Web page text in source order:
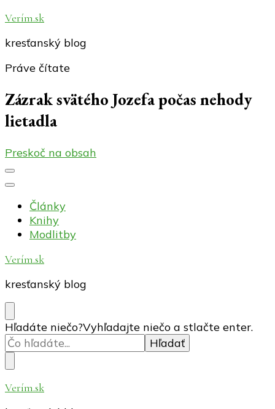
Verím.sk
kresťanský blog
Práve čítate
Zázrak svätého Jozefa počas nehody
lietadla
Preskoč na obsah
Články
Knihy
Modlitby
Verím.sk
kresťanský blog
Hľadáte niečo?Vyhľadajte niečo a stlačte enter.
Verím.sk